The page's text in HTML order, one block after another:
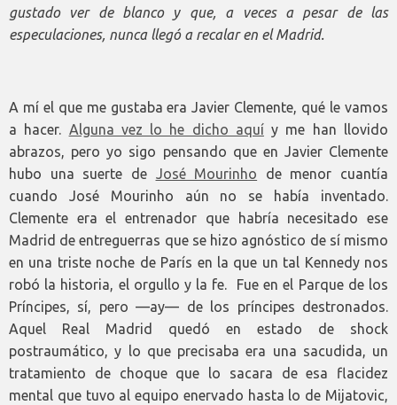
gustado ver de blanco y que, a veces a pesar de las
especulaciones, nunca llegó a recalar en el Madrid.
A mí el que me gustaba era Javier Clemente, qué le vamos
a hacer. Alguna vez lo he dicho aquí y me han llovido
abrazos, pero yo sigo pensando que en Javier Clemente
hubo una suerte de José Mourinho de menor cuantía
cuando José Mourinho aún no se había inventado.
Clemente era el entrenador que habría necesitado ese
Madrid de entreguerras que se hizo agnóstico de sí mismo
en una triste noche de París en la que un tal Kennedy nos
robó la historia, el orgullo y la fe. Fue en el Parque de los
Príncipes, sí, pero —ay— de los príncipes destronados.
Aquel Real Madrid quedó en estado de shock
postraumático, y lo que precisaba era una sacudida, un
tratamiento de choque que lo sacara de esa flacidez
mental que tuvo al equipo enervado hasta lo de Mijatovic,